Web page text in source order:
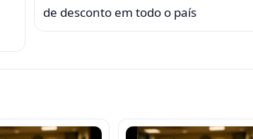
de desconto em todo o país